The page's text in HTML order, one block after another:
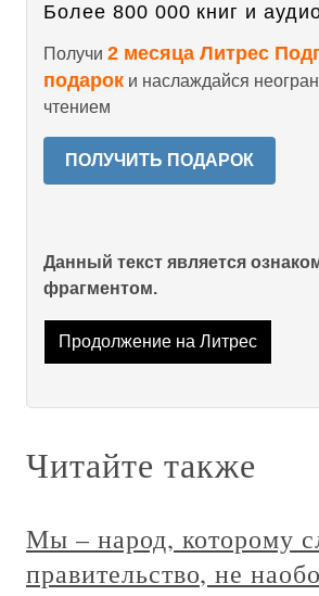
Более 800 000 книг и
Получи 2 месяца Литрес
подарок и наслаждайся
чтением
ПОЛУЧИТЬ ПОДАРОК
Данный текст является
фрагментом.
Продолжение на Литрес
Читайте также
Мы – народ, которому
правительство, не